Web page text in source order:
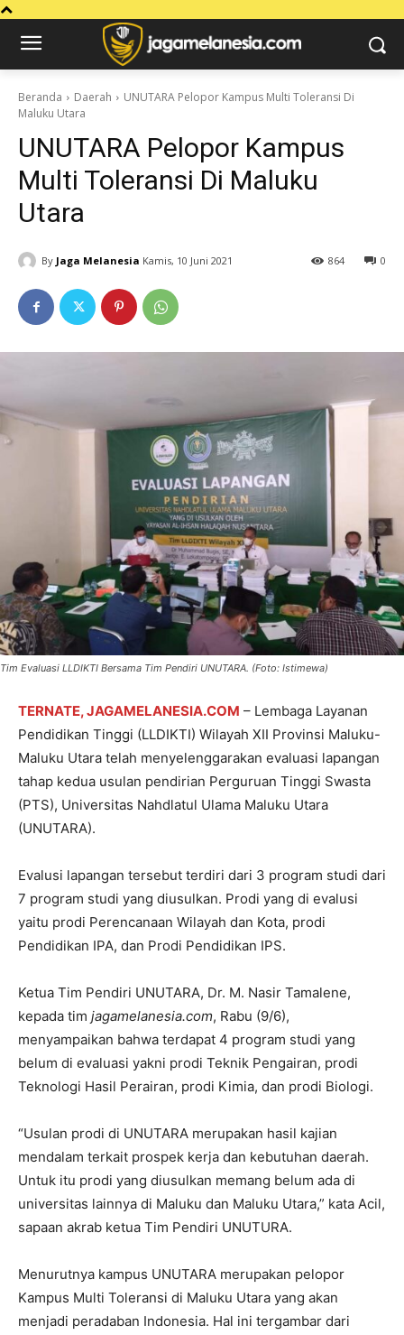
Beranda Daerah
UNUTARA Pelopor Kampus Multi Toleransi Di
Maluku Utara
UNUTARA Pelopor Kampus
Multi Toleransi Di Maluku
Utara
By Jaga Melanesia Kamis, 10 Juni 2021 0
864
Tim Evaluasi LLDIKTI Bersama Tim Pendiri UNUTARA. (Foto: Istimewa)
TERNATE, JAGAMELANESIA.COM – Lembaga Layanan
Pendidikan Tinggi (LLDIKTI) Wilayah XII Provinsi Maluku-
Maluku Utara telah menyelenggarakan evaluasi lapangan
tahap kedua usulan pendirian Perguruan Tinggi Swasta
(PTS), Universitas Nahdlatul Ulama Maluku Utara
(UNUTARA).
Evalusi lapangan tersebut terdiri dari 3 program studi dari
7 program studi yang diusulkan. Prodi yang di evalusi
yaitu prodi Perencanaan Wilayah dan Kota, prodi
Pendidikan IPA, dan Prodi Pendidikan IPS.
Ketua Tim Pendiri UNUTARA, Dr. M. Nasir Tamalene,
kepada tim jagamelanesia.com, Rabu (9/6),
menyampaikan bahwa terdapat 4 program studi yang
belum di evaluasi yakni prodi Teknik Pengairan, prodi
Teknologi Hasil Perairan, prodi Kimia, dan prodi Biologi.
“Usulan prodi di UNUTARA merupakan hasil kajian
mendalam terkait prospek kerja dan kebutuhan daerah.
Untuk itu prodi yang diusulkan memang belum ada di
universitas lainnya di Maluku dan Maluku Utara,” kata Acil,
sapaan akrab ketua Tim Pendiri UNUTURA.
Menurutnya kampus UNUTARA merupakan pelopor
Kampus Multi Toleransi di Maluku Utara yang akan
menjadi peradaban Indonesia. Hal ini tergambar dari